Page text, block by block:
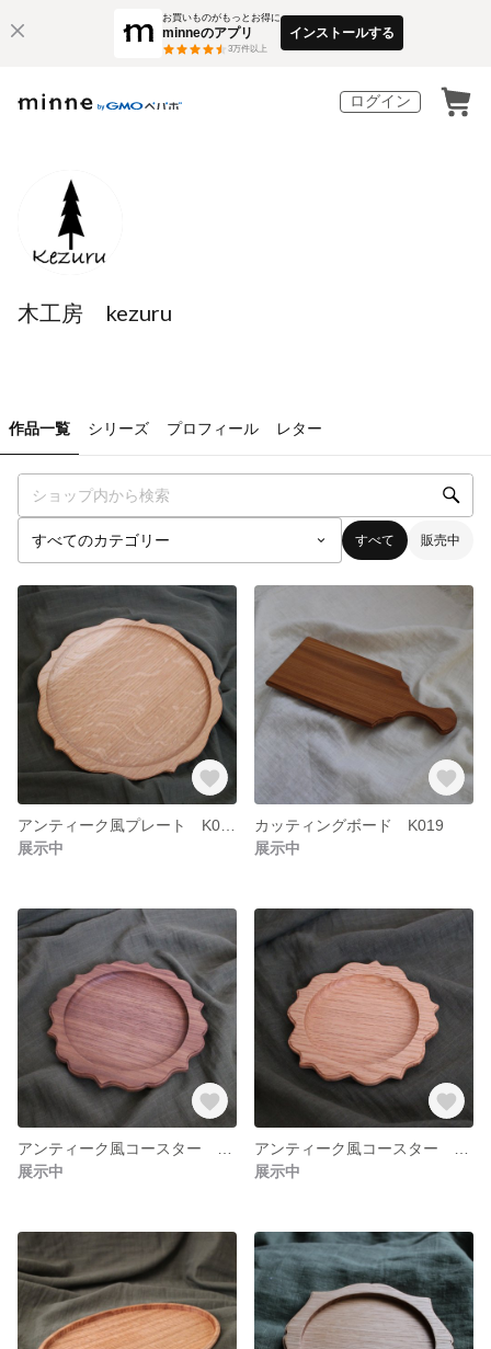
お買いものがもっとお得に
minneのアプリ
3万件以上
インストールする
ログイン
木工房 kezuru
作品一覧 シリーズ プロフィール レター
すべて 販売中
展示中
カッティングボード K019
展示中
展示中
展示中